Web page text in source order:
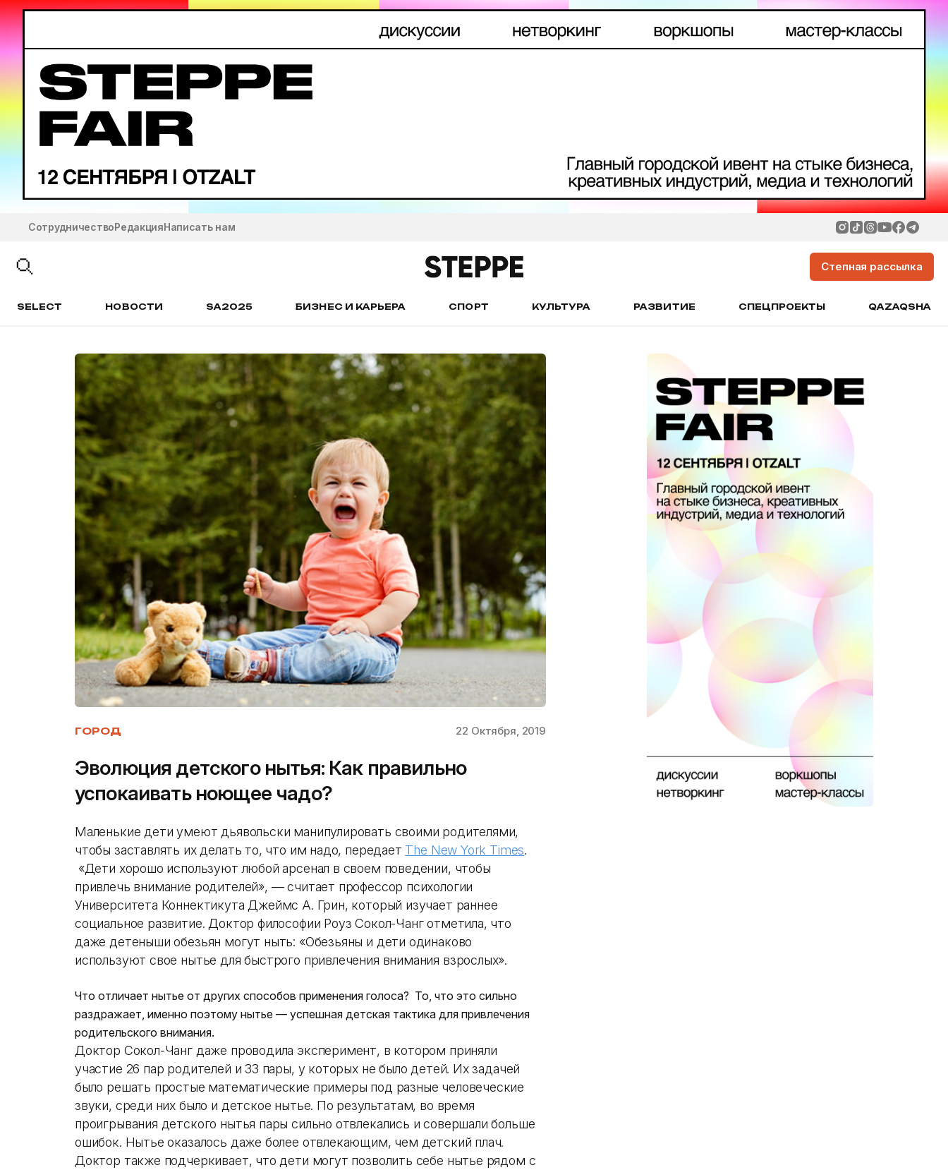
СотрудничествоРедакцияНаписать нам
Степная рассылка
SELECT НОВОСТИ SA2025 БИЗНЕС И КАРЬЕРА СПОРТ КУЛЬТУРА РАЗВИТИЕ СПЕЦПРОЕКТЫ QAZAQSHA
ГОРОД 22 Октября, 2019
Эволюция детского нытья: Как правильно
успокаивать ноющее чадо?
Маленькие дети умеют дьявольски манипулировать своими родителями,
чтобы заставлять их делать то, что им надо, передает The New York Times.
«Дети хорошо используют любой арсенал в своем поведении, чтобы
привлечь внимание родителей», — считает профессор психологии
Университета Коннектикута Джеймс А. Грин, который изучает раннее
социальное развитие. Доктор философии Роуз Сокол-Чанг отметила, что
даже детеныши обезьян могут ныть: «Обезьяны и дети одинаково
используют свое нытье для быстрого привлечения внимания взрослых».
Что отличает нытье от других способов применения голоса? То, что это сильно
раздражает, именно поэтому нытье — успешная детская тактика для привлечения
родительского внимания.
Доктор Сокол-Чанг даже проводила эксперимент, в котором приняли
участие 26 пар родителей и 33 пары, у которых не было детей. Их задачей
было решать простые математические примеры под разные человеческие
звуки, среди них было и детское нытье. По результатам, во время
проигрывания детского нытья пары сильно отвлекались и совершали больше
ошибок. Нытье оказалось даже более отвлекающим, чем детский плач.
Доктор также подчеркивает, что дети могут позволить себе нытье рядом с